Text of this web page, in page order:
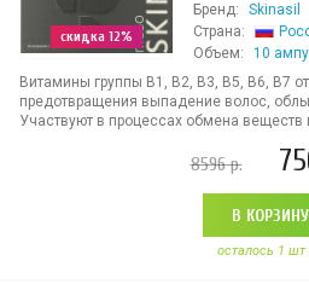
скидка 12%
Бренд:
Skinasil
Страна:
Объем:
10
Витамины группы В1, В2, В3, В5, В6, В7
предотвращения выпадение волос,
Участвуют в процессах обмена веществ
8596р.
В КОРЗИНУ
осталось 1 шт